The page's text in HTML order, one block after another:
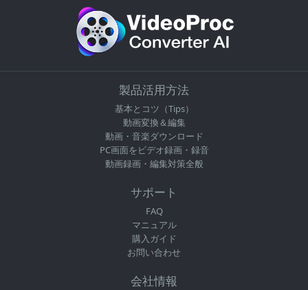
製品活用方法
基本とコツ（Tips）
動画変換＆編集
動画・音楽ダウンロード
PC画面をビデオ録画・録音
動画録画・編集対策全般
サポート
FAQ
マニュアル
購入ガイド
お問い合わせ
会社情報